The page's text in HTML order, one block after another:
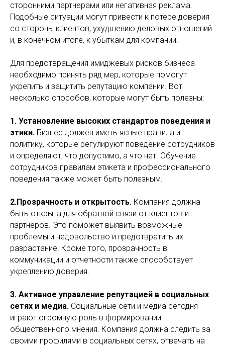
сторонними партнерами или негативная реклама.
Подобные ситуации могут привести к потере доверия
со стороны клиентов, ухудшению деловых отношений
и, в конечном итоге, к убыткам для компании.
Для предотвращения имиджевых рисков бизнеса
необходимо принять ряд мер, которые помогут
укрепить и защитить репутацию компании. Вот
несколько способов, которые могут быть полезны:
1. Установление высоких стандартов поведения и
этики. Бизнес должен иметь ясные правила и
политику, которые регулируют поведение сотрудников
и определяют, что допустимо, а что нет. Обучение
сотрудников правилам этикета и профессионального
поведения также может быть полезным.
2.Прозрачность и открытость. Компания должна
быть открыта для обратной связи от клиентов и
партнеров. Это поможет выявить возможные
проблемы и недовольство и предотвратить их
разрастание. Кроме того, прозрачность в
коммуникации и отчетности также способствует
укреплению доверия.
3. Активное управление репутацией в социальных
сетях и медиа. Социальные сети и медиа сегодня
играют огромную роль в формировании
общественного мнения. Компания должна следить за
своими профилями в социальных сетях, отвечать на